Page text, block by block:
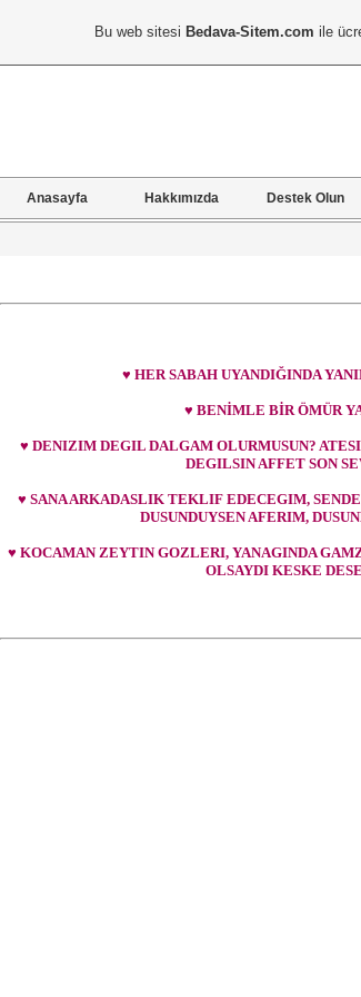
Anasayfa Hakkımızda Destek Olun
♥ HER SABAH UYANDIĞINDA
♥ BENİMLE BİR ÖMÜR
♥ DENIZIM DEGIL DALGAM OLURMUSUN?
DEGILSIN AFFET SON
♥ SANA ARKADASLIK TEKLIF EDECEGIM,
DUSUNDUYSEN AFERIM,
♥ KOCAMAN ZEYTIN GOZLERI, YANAGINDA
OLSAYDI KESKE
Bu web sitesi Bedava-Sitem.com ile